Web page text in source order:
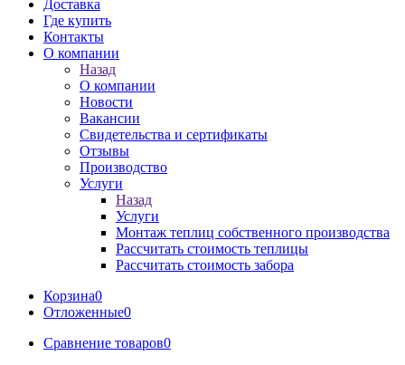
Доставка
Где купить
Контакты
О компании
Назад
О компании
Новости
Вакансии
Свидетельства и сертификаты
Отзывы
Производство
Услуги
Назад
Услуги
Монтаж теплиц собственного производства
Рассчитать стоимость теплицы
Рассчитать стоимость забора
Корзина0
Отложенные0
Сравнение товаров0